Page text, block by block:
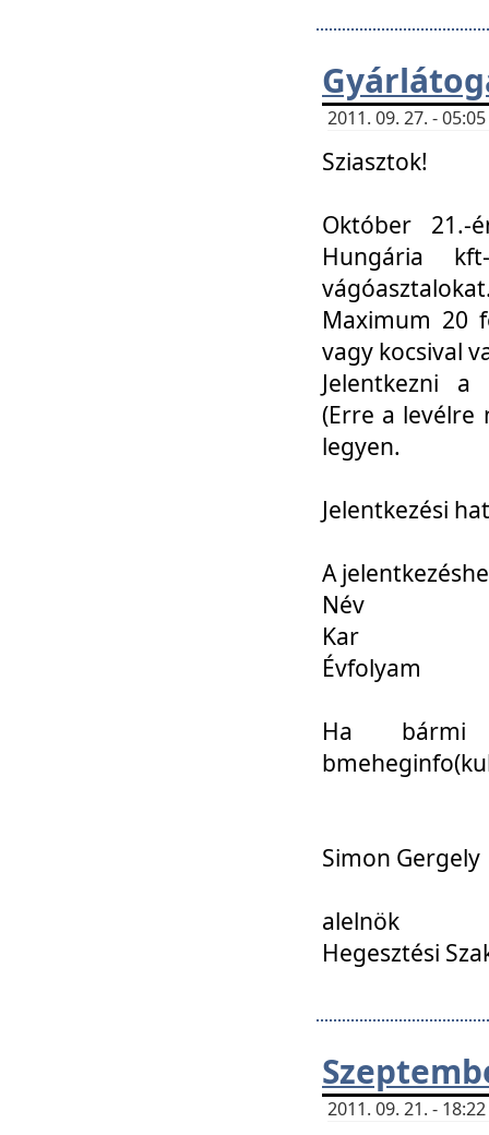
2011. 09. 27. -
Sziasztok!
Október 21.-
Hungária
Maximum 20
vagy kocsival
Jelentkezni a
(Erre a levélre
legyen.
Jelentkezési
A
Név
Kar
Évfolyam
Ha
Simon Gergely
alelnök
Hegesztési
2011. 09. 21. -